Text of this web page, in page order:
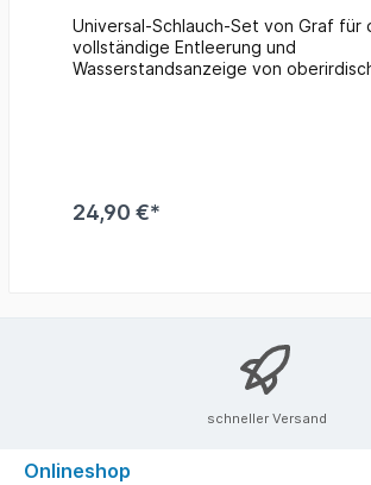
Universal-Schlauch-Set von Graf für
vollständige Entleerung und
Wasserstandsanzeige von
24,90 €*
schneller Versand
Onlineshop